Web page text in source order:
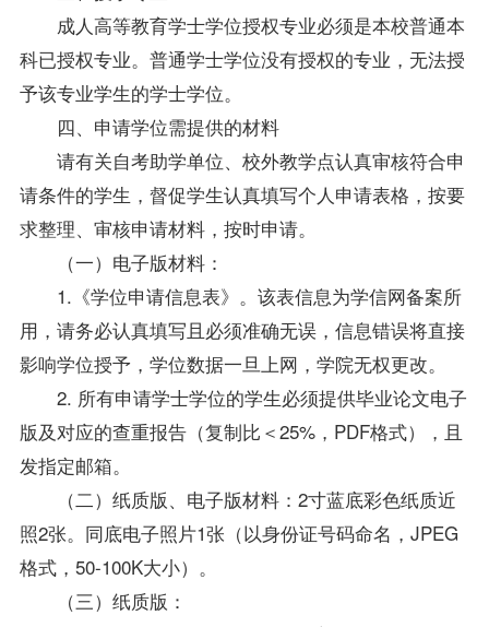
成人高等教育学士学位授权专业必须是本校普通本
科已授权专业。普通学士学位没有授权的专业，无法授
予该专业学生的学士学位。
四、申请学位需提供的材料
请有关自考助学单位、校外教学点认真审核符合申
请条件的学生，督促学生认真填写个人申请表格，按要
求整理、审核申请材料，按时申请。
（一）电子版材料：
1.《学位申请信息表》。该表信息为学信网备案所
用，请务必认真填写且必须准确无误，信息错误将直接
影响学位授予， 学位数据一旦上网，学院无权更改。
2. 所有申请学士学位的学生必须提供毕业论文电子
版及对应的查重报告（复制比＜25%，PDF格式），且
发指定邮箱。
（二）纸质版、电子版材料：2寸蓝底彩色纸质近
照2张。同底电子照片1张（以身份证号码命名，JPEG
格式，50-100K大小）。
（三）纸质版：